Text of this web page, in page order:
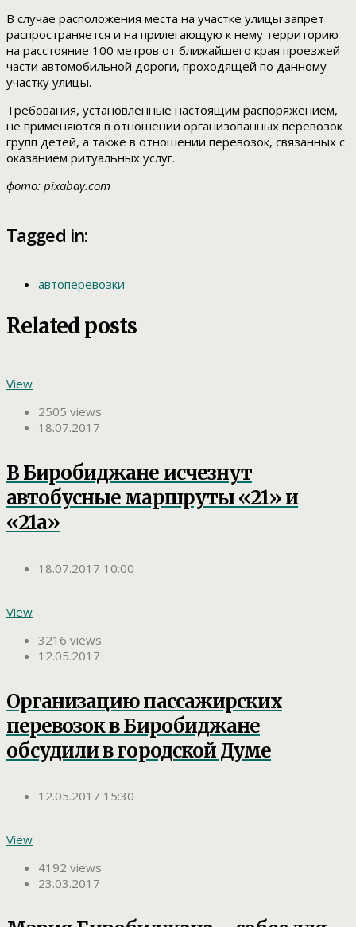
В случае расположения места на участке улицы запрет
распространяется и на прилегающую к нему территорию
на расстояние 100 метров от ближайшего края проезжей
части автомобильной дороги, проходящей по данному
участку улицы.
Требования, установленные настоящим распоряжением,
не применяются в отношении организованных перевозок
групп детей, а также в отношении перевозок, связанных с
оказанием ритуальных услуг.
фото: pixabay.com
Tagged in:
автоперевозки
Related posts
View
2505 views
18.07.2017
В Биробиджане исчезнут
автобусные маршруты «21» и
«21а»
18.07.2017 10:00
View
3216 views
12.05.2017
Организацию пассажирских
перевозок в Биробиджане
обсудили в городской Думе
12.05.2017 15:30
View
4192 views
23.03.2017